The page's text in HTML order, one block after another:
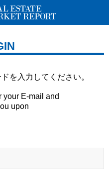
を 入力してください。
your E-mail and
upon